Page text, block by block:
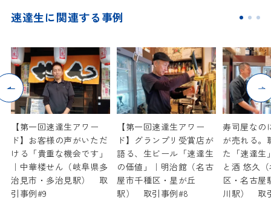
速達生に関連する事例
【第一回速達生アワー
ド】お客様の声がいただ
ける「貴重な機会です」
｜中華楼せん（岐阜県多
治見市・多治見駅） 取
引事例#9
【第一回速達生アワー
ド】グランプリ受賞店が
語る、生ビール「速達生
の価値」｜明治館（名古
屋市千種区・星が丘
駅） 取引事例#8
寿司屋なの
が売れる。
た「速達生
と酒 悠久
区・名古
川駅） 取